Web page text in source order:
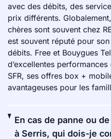
avec des débits, des
prix différents.
chères sont souvent chez
est souvent réputé pour
débits. Free et Bouygues
d’excellentes
SFR, ses offres box +
avantageuses pour les
En cas de panne ou
à Serris, qui dois-je